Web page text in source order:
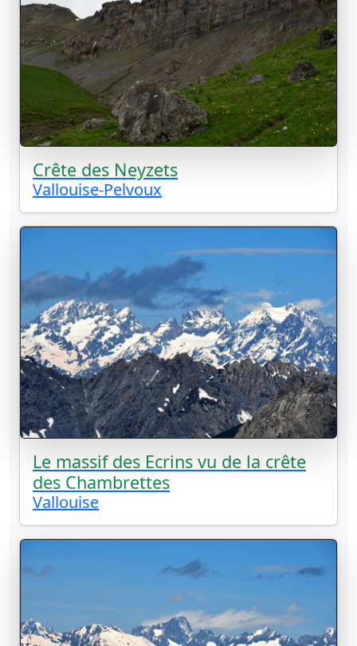
Crête des Neyzets
Vallouise-Pelvoux
Le massif des Ecrins vu de la crête
des Chambrettes
Vallouise